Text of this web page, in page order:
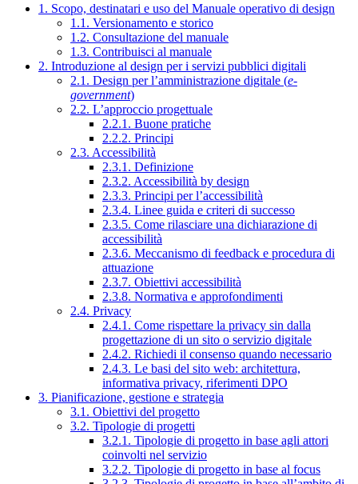
1. Scopo, destinatari e uso del Manuale operativo di design
1.1. Versionamento e storico
1.2. Consultazione del manuale
1.3. Contribuisci al manuale
2. Introduzione al design per i servizi pubblici digitali
2.1. Design per l’amministrazione digitale (e-
government)
2.2. L’approccio progettuale
2.2.1. Buone pratiche
2.2.2. Principi
2.3. Accessibilità
2.3.1. Definizione
2.3.2. Accessibilità by design
2.3.3. Principi per l’accessibilità
2.3.4. Linee guida e criteri di successo
2.3.5. Come rilasciare una dichiarazione di
accessibilità
2.3.6. Meccanismo di feedback e procedura di
attuazione
2.3.7. Obiettivi accessibilità
2.3.8. Normativa e approfondimenti
2.4. Privacy
2.4.1. Come rispettare la privacy sin dalla
progettazione di un sito o servizio digitale
2.4.2. Richiedi il consenso quando necessario
2.4.3. Le basi del sito web: architettura,
informativa privacy, riferimenti DPO
3. Pianificazione, gestione e strategia
3.1. Obiettivi del progetto
3.2. Tipologie di progetti
3.2.1. Tipologie di progetto in base agli attori
coinvolti nel servizio
3.2.2. Tipologie di progetto in base al focus